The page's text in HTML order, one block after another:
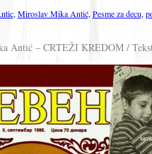
, Miroslav Mika Antić, Pesme za decu,
Antić – CRTEŽI KREDOM /